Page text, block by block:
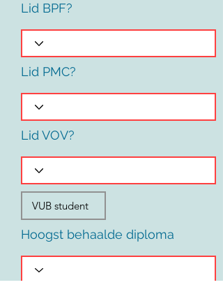
Lid BPF?
Lid PMC?
Lid VOV?
Hoogst behaalde diploma